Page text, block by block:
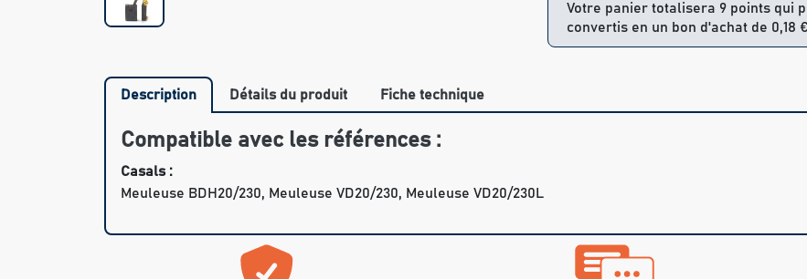
Votre panier totalisera 9 points qui
convertis en un bon d'achat de 0,18
Description Détails du produit Fiche technique
Compatible avec les références :
Casals :
Meuleuse BDH20/230, Meuleuse VD20/230, Meuleuse VD20/230L